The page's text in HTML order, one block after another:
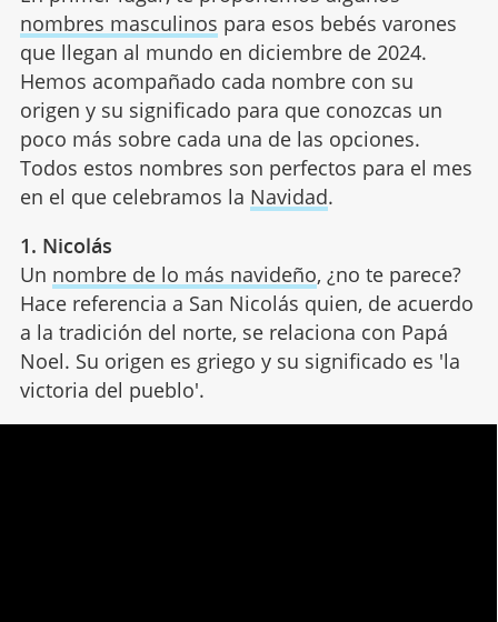
nombres masculinos para esos bebés varones
que llegan al mundo en diciembre de 2024.
Hemos acompañado cada nombre con su
origen y su significado para que conozcas un
poco más sobre cada una de las opciones.
Todos estos nombres son perfectos para el mes
en el que celebramos la Navidad.
1. Nicolás
Un nombre de lo más navideño, ¿no te parece?
Hace referencia a San Nicolás quien, de acuerdo
a la tradición del norte, se relaciona con Papá
Noel. Su origen es griego y su significado es 'la
victoria del pueblo'.